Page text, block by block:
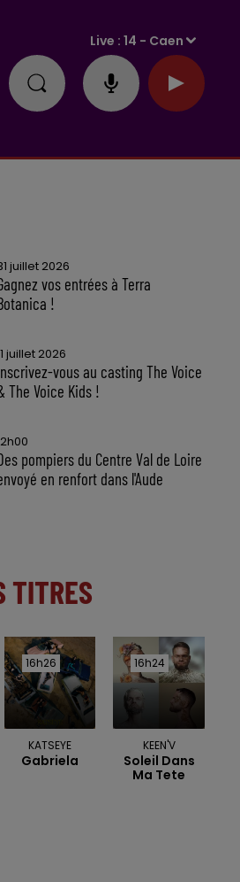
Live :14 - Caen
juillet 2026
vos entrées à Terra
!
juillet 2026
vous au casting The Voice
The Voice Kids !
pompiers du Centre Val de Loire
en renfort dans l'Aude
TITRES
16h26
16h26
KATSEYE
Gabriela
16h24
16h24
KEEN'V
Soleil Dans
Ma Tete